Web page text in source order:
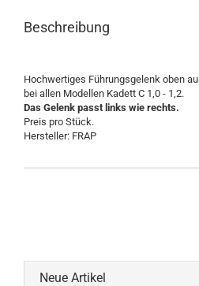
Beschreibung
Hochwertiges Führungsgelenk oben
bei allen Modellen Kadett C 1,0 - 1,2.
Das Gelenk passt links wie rechts.
Preis pro Stück.
Hersteller: FRAP
Neue Artikel